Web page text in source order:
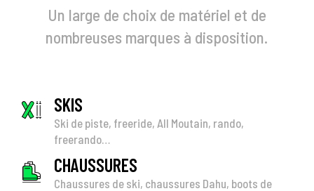
Un large de choix de matériel et de
nombreuses marques à disposition.
SKIS
Ski de piste, freeride, All Moutain, rando,
freerando…
CHAUSSURES
Chaussures de ski, chaussures Dahu, boots de